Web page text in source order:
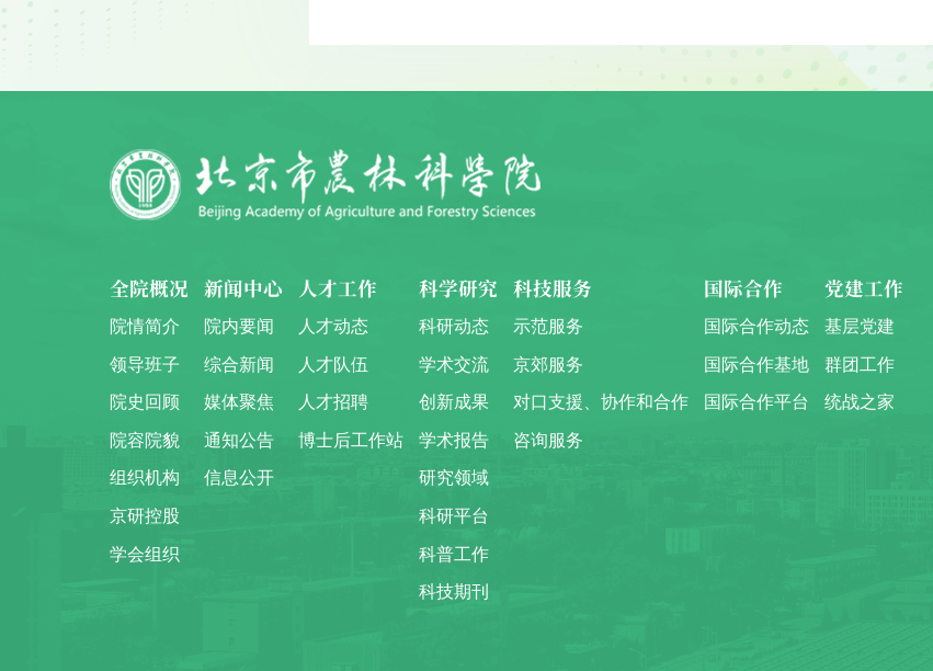
全院概况
院情简介
领导班子
院史回顾
院容院貌
组织机构
京研控股
学会组织
新闻中心
院内要闻
综合新闻
媒体聚焦
通知公告
信息公开
人才工作
人才动态
人才队伍
人才招聘
博士后工作站
科学研究
科研动态
学术交流
创新成果
学术报告
研究领域
科研平台
科普工作
科技期刊
科技服务
示范服务
京郊服务
对口支援、协作和合作
咨询服务
国际合作
国际合作动态
国际合作基地
国际合作平台
党建工作
基层党建
群团工作
统战之家